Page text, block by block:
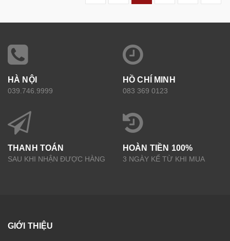
HÀ NỘI
039.746.9999
HỒ CHÍ MINH
083 369 0123
THANH TOÁN
SAU KHI NHẬN ĐƯỢC HÀNG
HOÀN TIỀN 100%
3 NGÀY KỂ TỪ KHI MUA
GIỚI THIỆU